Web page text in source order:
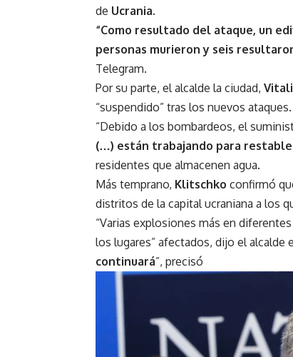
de Ucrania.
“Como resultado del ataque, un
personas murieron y seis
Telegram.
Por su parte, el alcalde la ciudad,
“suspendido” tras los nuevos ataques.
“Debido a los bombardeos, el
(…) están trabajando para
residentes que almacenen agua.
Más temprano, Klitschko confirmó
distritos de la capital ucraniana a los
“Varias explosiones más en
los lugares” afectados, dijo el alcalde
continuará”, precisó